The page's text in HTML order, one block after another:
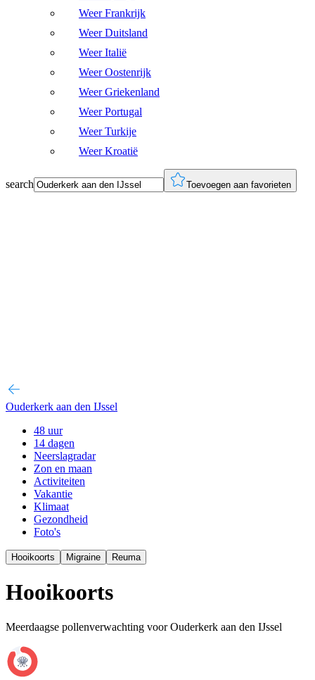
Weer Frankrijk
Weer Duitsland
Weer Italië
Weer Oostenrijk
Weer Griekenland
Weer Portugal
Weer Turkije
Weer Kroatië
search Toevoegen aan favorieten
Ouderkerk aan den IJssel
48 uur
14 dagen
Neerslagradar
Zon en maan
Activiteiten
Vakantie
Klimaat
Gezondheid
Foto's
Hooikoorts Migraine Reuma
Hooikoorts
Meerdaagse pollenverwachting voor Ouderkerk aan den IJssel